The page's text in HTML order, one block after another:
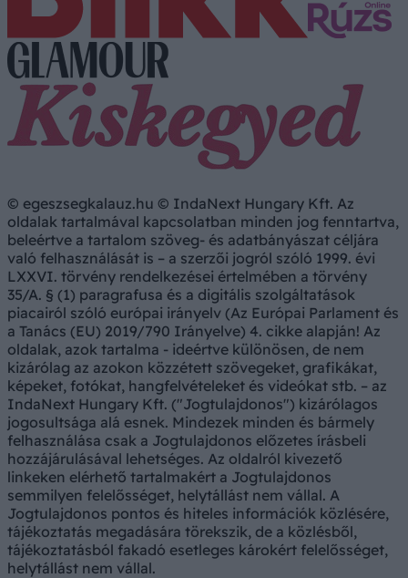
© egeszsegkalauz.hu © IndaNext Hungary Kft. Az
oldalak tartalmával kapcsolatban minden jog fenntartva,
beleértve a tartalom szöveg- és adatbányászat céljára
való felhasználását is – a szerzői jogról szóló 1999. évi
LXXVI. törvény rendelkezései értelmében a törvény
35/A. § (1) paragrafusa és a digitális szolgáltatások
piacairól szóló európai irányelv (Az Európai Parlament és
a Tanács (EU) 2019/790 Irányelve) 4. cikke alapján! Az
oldalak, azok tartalma - ideértve különösen, de nem
kizárólag az azokon közzétett szövegeket, grafikákat,
képeket, fotókat, hangfelvételeket és videókat stb. – az
IndaNext Hungary Kft. ("Jogtulajdonos") kizárólagos
jogosultsága alá esnek. Mindezek minden és bármely
felhasználása csak a Jogtulajdonos előzetes írásbeli
hozzájárulásával lehetséges. Az oldalról kivezető
linkeken elérhető tartalmakért a Jogtulajdonos
semmilyen felelősséget, helytállást nem vállal. A
Jogtulajdonos pontos és hiteles információk közlésére,
tájékoztatás megadására törekszik, de a közlésből,
tájékoztatásból fakadó esetleges károkért felelősséget,
helytállást nem vállal.